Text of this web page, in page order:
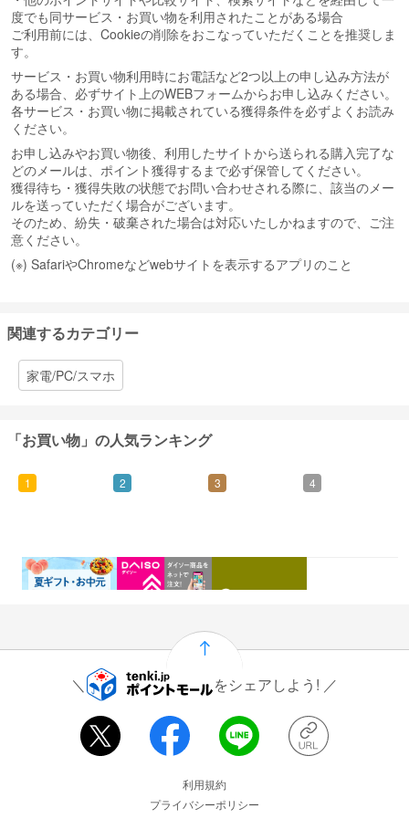
度でも同サービス・お買い物を利用されたことがある場合
ご利用前には、Cookieの削除をおこなっていただくことを推奨しま
す。
サービス・お買い物利用時にお電話など2つ以上の申し込み方法が
ある場合、必ずサイト上のWEBフォームからお申し込みください。
各サービス・お買い物に掲載されている獲得条件を必ずよくお読み
ください。
お申し込みやお買い物後、利用したサイトから送られる購入完了な
どのメールは、ポイント獲得するまで必ず保管してください。
獲得待ち・獲得失敗の状態でお問い合わせされる際に、該当のメー
ルを送っていただく場合がございます。
そのため、紛失・破棄された場合は対応いたしかねますので、ご注
意ください。
(※) SafariやChromeなどwebサイトを表示するアプリのこと
関連するカテゴリー
家電/PC/スマホ
「お買い物」の人気ランキング
1
0.46%還元
2
1.5%還元
3 4
をシェアしよう!
利用規約
プライバシーポリシー